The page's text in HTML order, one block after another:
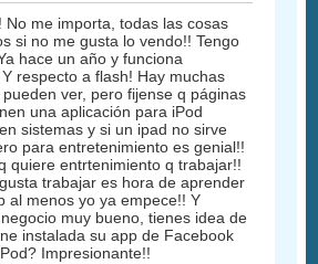
No me importa, todas las cosas
si no me gusta lo vendo!! Tengo
hace un año y funciona
respecto a flash! Hay muchas
ver, pero fijense q páginas
una aplicación para iPod
sistemas y si un ipad no sirve
para entretenimiento es genial!!
quiere entrtenimiento q trabajar!!
trabajar es hora de aprender
al menos yo ya empece!! Y
muy bueno, tienes idea de
instalada su app de Facebook
Impresionante!!